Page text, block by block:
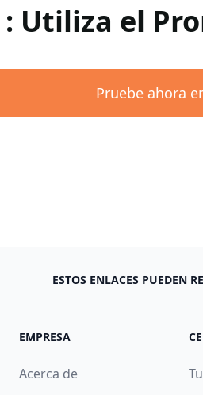
: Utiliza el
Pruebe ahora
ESTOS ENLACES PUEDEN
EMPRESA
Acerca de